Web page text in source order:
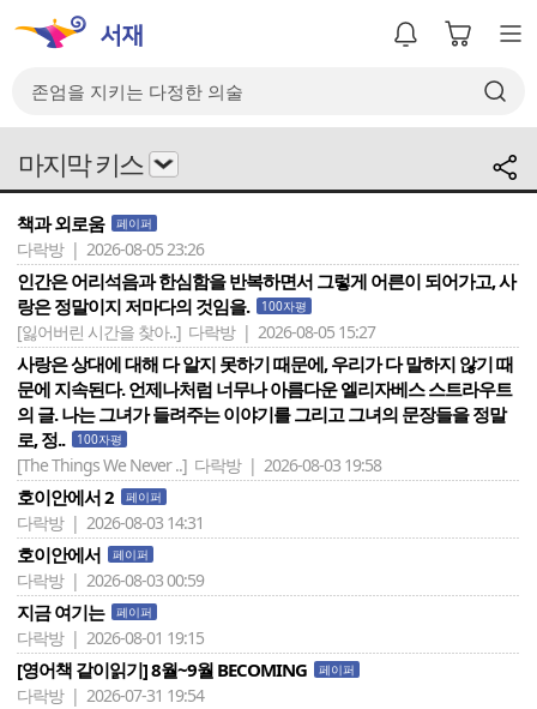
마지막 키스
책과 외로움 페이퍼
다락방 | 2026-08-05 23:26
인간은 어리석음과 한심함을 반복하면서 그렇게 어른이 되어가고, 사
랑은 정말이지 저마다의 것임을.
100자평
[잃어버린 시간을 찾아..] 다락방 | 2026-08-05 15:27
사랑은 상대에 대해 다 알지 못하기 때문에, 우리가 다 말하지 않기 때
문에 지속된다. 언제나처럼 너무나 아름다운 엘리자베스 스트라우트
의 글. 나는 그녀가 들려주는 이야기를 그리고 그녀의 문장들을 정말
로, 정..
100자평
[The Things We Never ..] 다락방 | 2026-08-03 19:58
호이안에서 2 페이퍼
다락방 | 2026-08-03 14:31
호이안에서 페이퍼
다락방 | 2026-08-03 00:59
지금 여기는 페이퍼
다락방 | 2026-08-01 19:15
[영어책 같이읽기] 8월~9월 BECOMING 페이퍼
다락방 | 2026-07-31 19:54